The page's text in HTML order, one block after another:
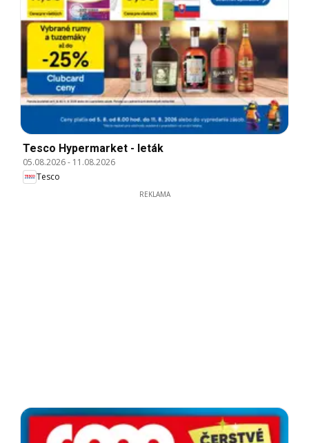
Tesco Hypermarket - leták
05.08.2026- 11.08.2026
Tesco
REKLAMA